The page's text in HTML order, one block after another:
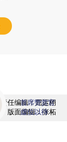
责任编辑：屈运栩
版面编辑：张柘
首席赞赏官
虚位以待